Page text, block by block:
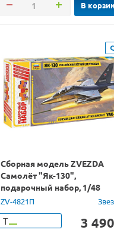
В
Сборная модель ZVEZDA
Самолёт "Як-130",
подарочный набор, 1/48
ZV-4821П
Т 3 490